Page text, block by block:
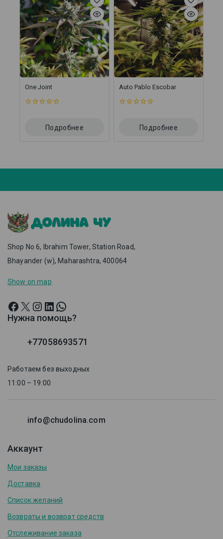
One Joint
Подробнее
Auto Pablo Escobar
Подробнее
Shop No 6, Ibrahim Tower, Station Road,
Bhayander (w), Maharashtra, 400064
Show on map
Нужна помощь?
+77058693571
Работаем без выходных
11:00 – 19:00
info@chudolina.com
Аккаунт
Мои заказы
Доставка
Список желаний
Возвраты и возврат средств
Отслеживание заказа